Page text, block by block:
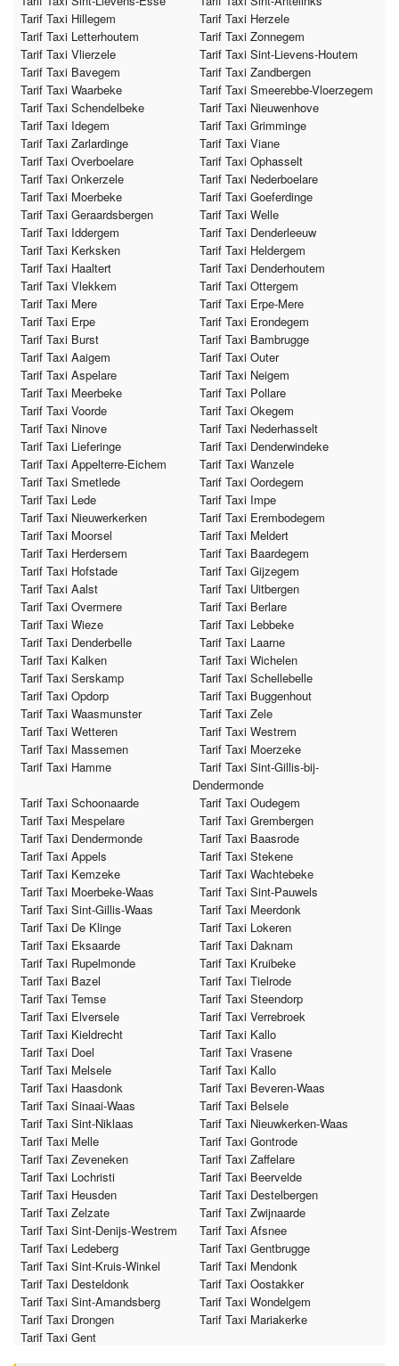
Tarif Taxi Hillegem
Tarif Taxi Herzele
Tarif Taxi Letterhoutem
Tarif Taxi Zonnegem
Tarif Taxi Vlierzele
Tarif Taxi Sint-Lievens-Houtem
Tarif Taxi Bavegem
Tarif Taxi Zandbergen
Tarif Taxi Waarbeke
Tarif Taxi Smeerebbe-Vloerzegem
Tarif Taxi Schendelbeke
Tarif Taxi Nieuwenhove
Tarif Taxi Idegem
Tarif Taxi Grimminge
Tarif Taxi Zarlardinge
Tarif Taxi Viane
Tarif Taxi Overboelare
Tarif Taxi Ophasselt
Tarif Taxi Onkerzele
Tarif Taxi Nederboelare
Tarif Taxi Moerbeke
Tarif Taxi Goeferdinge
Tarif Taxi Geraardsbergen
Tarif Taxi Welle
Tarif Taxi Iddergem
Tarif Taxi Denderleeuw
Tarif Taxi Kerksken
Tarif Taxi Heldergem
Tarif Taxi Haaltert
Tarif Taxi Denderhoutem
Tarif Taxi Vlekkem
Tarif Taxi Ottergem
Tarif Taxi Mere
Tarif Taxi Erpe-Mere
Tarif Taxi Erpe
Tarif Taxi Erondegem
Tarif Taxi Burst
Tarif Taxi Bambrugge
Tarif Taxi Aaigem
Tarif Taxi Outer
Tarif Taxi Aspelare
Tarif Taxi Neigem
Tarif Taxi Meerbeke
Tarif Taxi Pollare
Tarif Taxi Voorde
Tarif Taxi Okegem
Tarif Taxi Ninove
Tarif Taxi Nederhasselt
Tarif Taxi Lieferinge
Tarif Taxi Denderwindeke
Tarif Taxi Appelterre-Eichem
Tarif Taxi Wanzele
Tarif Taxi Smetlede
Tarif Taxi Oordegem
Tarif Taxi Lede
Tarif Taxi Impe
Tarif Taxi Nieuwerkerken
Tarif Taxi Erembodegem
Tarif Taxi Moorsel
Tarif Taxi Meldert
Tarif Taxi Herdersem
Tarif Taxi Baardegem
Tarif Taxi Hofstade
Tarif Taxi Gijzegem
Tarif Taxi Aalst
Tarif Taxi Uitbergen
Tarif Taxi Overmere
Tarif Taxi Berlare
Tarif Taxi Wieze
Tarif Taxi Lebbeke
Tarif Taxi Denderbelle
Tarif Taxi Laarne
Tarif Taxi Kalken
Tarif Taxi Wichelen
Tarif Taxi Serskamp
Tarif Taxi Schellebelle
Tarif Taxi Opdorp
Tarif Taxi Buggenhout
Tarif Taxi Waasmunster
Tarif Taxi Zele
Tarif Taxi Wetteren
Tarif Taxi Westrem
Tarif Taxi Massemen
Tarif Taxi Moerzeke
Tarif Taxi Hamme
Tarif Taxi Sint-Gillis-bij-
Dendermonde
Tarif Taxi Schoonaarde
Tarif Taxi Oudegem
Tarif Taxi Mespelare
Tarif Taxi Grembergen
Tarif Taxi Dendermonde
Tarif Taxi Baasrode
Tarif Taxi Appels
Tarif Taxi Stekene
Tarif Taxi Kemzeke
Tarif Taxi Wachtebeke
Tarif Taxi Moerbeke-Waas
Tarif Taxi Sint-Pauwels
Tarif Taxi Sint-Gillis-Waas
Tarif Taxi Meerdonk
Tarif Taxi De Klinge
Tarif Taxi Lokeren
Tarif Taxi Eksaarde
Tarif Taxi Daknam
Tarif Taxi Rupelmonde
Tarif Taxi Kruibeke
Tarif Taxi Bazel
Tarif Taxi Tielrode
Tarif Taxi Temse
Tarif Taxi Steendorp
Tarif Taxi Elversele
Tarif Taxi Verrebroek
Tarif Taxi Kieldrecht
Tarif Taxi Kallo
Tarif Taxi Doel
Tarif Taxi Vrasene
Tarif Taxi Melsele
Tarif Taxi Kallo
Tarif Taxi Haasdonk
Tarif Taxi Beveren-Waas
Tarif Taxi Sinaai-Waas
Tarif Taxi Belsele
Tarif Taxi Sint-Niklaas
Tarif Taxi Nieuwkerken-Waas
Tarif Taxi Melle
Tarif Taxi Gontrode
Tarif Taxi Zeveneken
Tarif Taxi Zaffelare
Tarif Taxi Lochristi
Tarif Taxi Beervelde
Tarif Taxi Heusden
Tarif Taxi Destelbergen
Tarif Taxi Zelzate
Tarif Taxi Zwijnaarde
Tarif Taxi Sint-Denijs-Westrem
Tarif Taxi Afsnee
Tarif Taxi Ledeberg
Tarif Taxi Gentbrugge
Tarif Taxi Sint-Kruis-Winkel
Tarif Taxi Mendonk
Tarif Taxi Desteldonk
Tarif Taxi Oostakker
Tarif Taxi Sint-Amandsberg
Tarif Taxi Wondelgem
Tarif Taxi Drongen
Tarif Taxi Mariakerke
Tarif Taxi Gent